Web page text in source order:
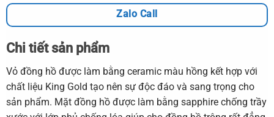
Zalo Call
Chi tiết sản phẩm
Vỏ đồng hồ được làm bằng ceramic màu hồng kết hợp với
chất liệu King Gold tạo nên sự độc đáo và sang trọng cho
sản phẩm. Mặt đồng hồ được làm bằng sapphire chống trầy